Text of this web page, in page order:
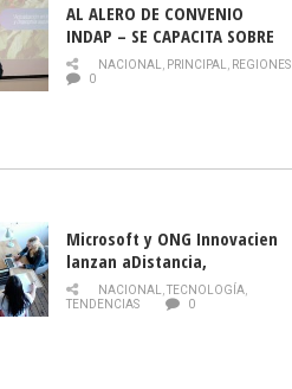
AL ALERO DE CONVENIO
INDAP – SE CAPACITA SOBRE
PLAGA DROSOPHILA SUZUKII
NACIONAL, PRINCIPAL, REGIONES
0
Microsoft y ONG Innovacien
lanzan aDistancia,
plataforma con cursos
gratuitos online sobre
NACIONAL,TECNOLOGÍA,
TENDENCIAS
0